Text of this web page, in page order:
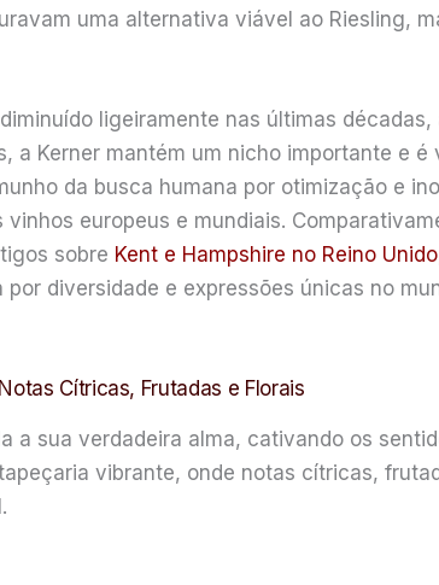
uma alternativa viável ao Riesling,
ligeiramente nas últimas
a Kerner mantém um nicho importante e
da busca humana por otimização e
europeus e mundiais.
sobre Kent e Hampshire no Reino Unido
diversidade e expressões únicas no
Cítricas, Frutadas e Florais
a sua verdadeira alma, cativando os
vibrante, onde notas cítricas,